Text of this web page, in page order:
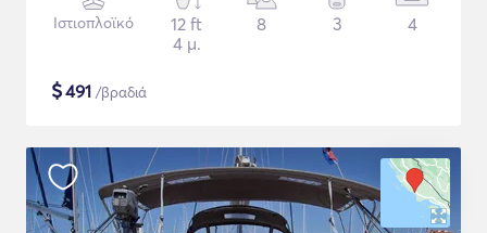
Ιστιοπλοϊκό
12 ft
4 μ.
8 3 4
$491 /βραδιά